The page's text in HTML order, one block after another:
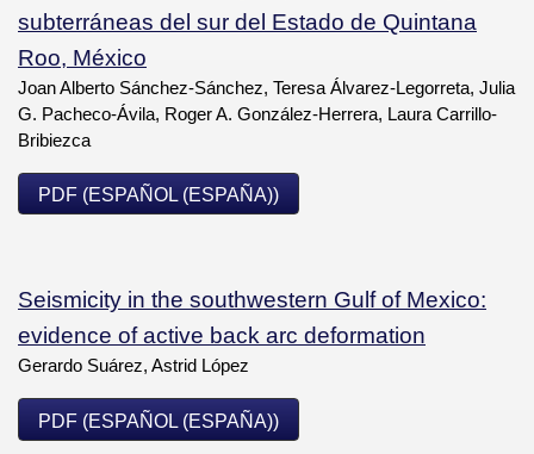
subterráneas del sur del Estado de Quintana
Roo, México
Joan Alberto Sánchez-Sánchez, Teresa Álvarez-Legorreta, Julia
G. Pacheco-Ávila, Roger A. González-Herrera, Laura Carrillo-
Bribiezca
PDF (ESPAÑOL (ESPAÑA))
Seismicity in the southwestern Gulf of Mexico:
evidence of active back arc deformation
Gerardo Suárez, Astrid López
PDF (ESPAÑOL (ESPAÑA))